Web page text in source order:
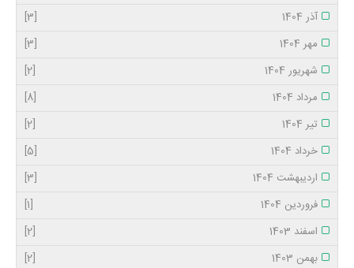
آذر 1404
[3]
مهر 1404
[3]
شهریور 1404
[2]
مرداد 1404
[8]
تیر 1404
[2]
خرداد 1404
[5]
اردیبهشت 1404
[3]
فروردین 1404
[1]
اسفند 1403
[2]
بهمن 1403
[2]